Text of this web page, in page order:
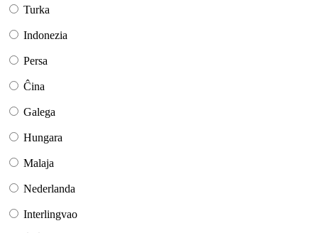
Turka
Indonezia
Persa
Ĉina
Galega
Hungara
Malaja
Nederlanda
Interlingvao